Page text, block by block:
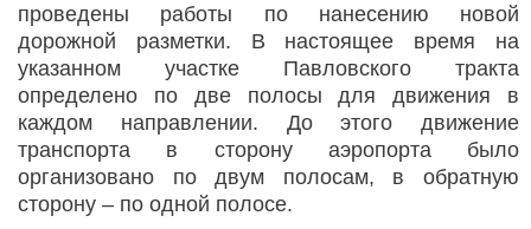
проведены работы по нанесению новой
дорожной разметки. В настоящее время на
указанном участке Павловского тракта
определено по две полосы для движения в
каждом направлении. До этого движение
транспорта в сторону аэропорта было
организовано по двум полосам, в обратную
сторону – по одной полосе.